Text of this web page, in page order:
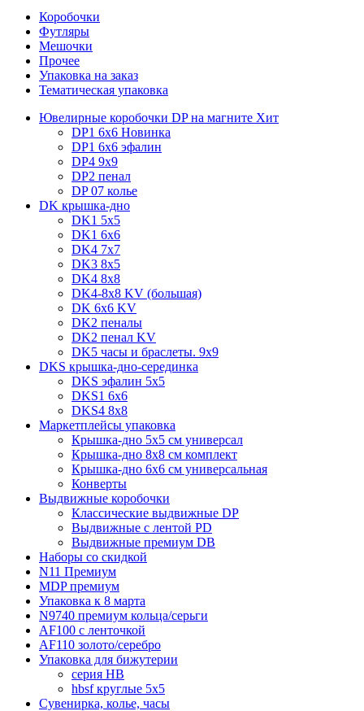
Коробочки
Футляры
Мешочки
Прочее
Упаковка на заказ
Тематическая упаковка
Ювелирные коробочки DP на магните Хит
DP1 6x6 Новинка
DP1 6x6 эфалин
DP4 9x9
DP2 пенал
DP 07 колье
DK крышка-дно
DK1 5x5
DK1 6x6
DK4 7х7
DK3 8x5
DK4 8x8
DK4-8x8 KV (большая)
DK 6х6 KV
DK2 пеналы
DK2 пенал KV
DK5 часы и браслеты. 9x9
DKS крышка-дно-серединка
DKS эфалин 5x5
DKS1 6x6
DKS4 8x8
Маркетплейсы упаковка
Крышка-дно 5x5 см универсал
Крышка-дно 8x8 см комплект
Крышка-дно 6x6 см универсальная
Конверты
Выдвижные коробочки
Классические выдвижные DP
Выдвижные с лентой PD
Выдвижные премиум DB
Наборы со скидкой
N11 Премиум
MDP премиум
Упаковка к 8 марта
N9740 премиум кольца/серьги
AF100 с ленточкой
AF110 золото/серебро
Упаковка для бижутерии
серия HB
hbsf круглые 5x5
Сувенирка, колье, часы